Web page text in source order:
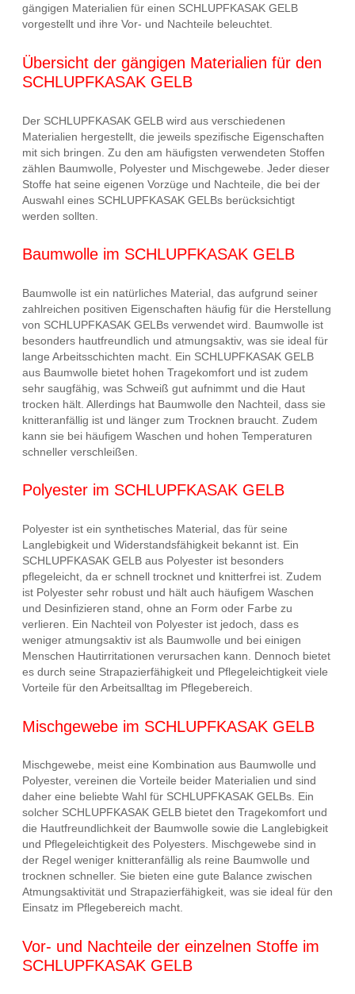
gängigen Materialien für einen SCHLUPFKASAK GELB
vorgestellt und ihre Vor- und Nachteile beleuchtet.
Übersicht der gängigen Materialien für den
SCHLUPFKASAK GELB
Der SCHLUPFKASAK GELB wird aus verschiedenen
Materialien hergestellt, die jeweils spezifische Eigenschaften
mit sich bringen. Zu den am häufigsten verwendeten Stoffen
zählen Baumwolle, Polyester und Mischgewebe. Jeder dieser
Stoffe hat seine eigenen Vorzüge und Nachteile, die bei der
Auswahl eines SCHLUPFKASAK GELBs berücksichtigt
werden sollten.
Baumwolle im SCHLUPFKASAK GELB
Baumwolle ist ein natürliches Material, das aufgrund seiner
zahlreichen positiven Eigenschaften häufig für die Herstellung
von SCHLUPFKASAK GELBs verwendet wird. Baumwolle ist
besonders hautfreundlich und atmungsaktiv, was sie ideal für
lange Arbeitsschichten macht. Ein SCHLUPFKASAK GELB
aus Baumwolle bietet hohen Tragekomfort und ist zudem
sehr saugfähig, was Schweiß gut aufnimmt und die Haut
trocken hält. Allerdings hat Baumwolle den Nachteil, dass sie
knitteranfällig ist und länger zum Trocknen braucht. Zudem
kann sie bei häufigem Waschen und hohen Temperaturen
schneller verschleißen.
Polyester im SCHLUPFKASAK GELB
Polyester ist ein synthetisches Material, das für seine
Langlebigkeit und Widerstandsfähigkeit bekannt ist. Ein
SCHLUPFKASAK GELB aus Polyester ist besonders
pflegeleicht, da er schnell trocknet und knitterfrei ist. Zudem
ist Polyester sehr robust und hält auch häufigem Waschen
und Desinfizieren stand, ohne an Form oder Farbe zu
verlieren. Ein Nachteil von Polyester ist jedoch, dass es
weniger atmungsaktiv ist als Baumwolle und bei einigen
Menschen Hautirritationen verursachen kann. Dennoch bietet
es durch seine Strapazierfähigkeit und Pflegeleichtigkeit viele
Vorteile für den Arbeitsalltag im Pflegebereich.
Mischgewebe im SCHLUPFKASAK GELB
Mischgewebe, meist eine Kombination aus Baumwolle und
Polyester, vereinen die Vorteile beider Materialien und sind
daher eine beliebte Wahl für SCHLUPFKASAK GELBs. Ein
solcher SCHLUPFKASAK GELB bietet den Tragekomfort und
die Hautfreundlichkeit der Baumwolle sowie die Langlebigkeit
und Pflegeleichtigkeit des Polyesters. Mischgewebe sind in
der Regel weniger knitteranfällig als reine Baumwolle und
trocknen schneller. Sie bieten eine gute Balance zwischen
Atmungsaktivität und Strapazierfähigkeit, was sie ideal für den
Einsatz im Pflegebereich macht.
Vor- und Nachteile der einzelnen Stoffe im
SCHLUPFKASAK GELB